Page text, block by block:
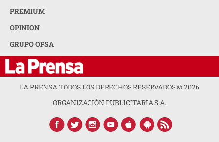
PREMIUM
OPINION
GRUPO OPSA
LA PRENSA TODOS LOS DERECHOS RESERVADOS ©2026
ORGANIZACIÓN PUBLICITARIA S.A.